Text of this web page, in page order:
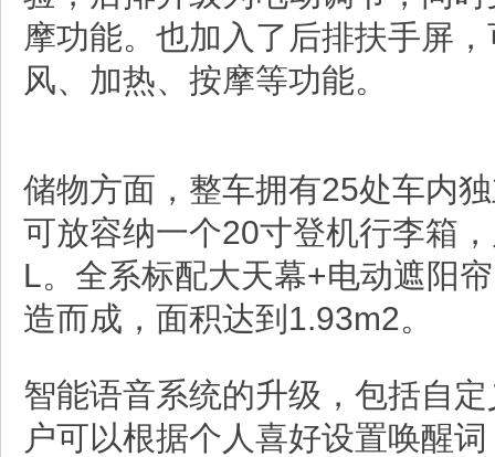
摩功能。也加入了后排扶手屏
风、加热、按摩等功能。
储物方面，整车拥有25处车内
可放容纳一个20寸登机行李箱
L。全系标配大天幕+电动遮阳
造而成，面积达到1.93m2。
智能语音系统的升级，包括自
户可以根据个人喜好设置唤醒